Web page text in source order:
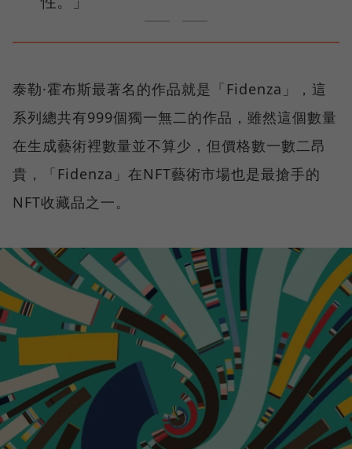
泰勒·霍布斯最著名的作品就是「Fidenza」，這
系列總共有999個獨一無二的作品，雖然這個數量
在生成藝術裡數量並不算少，但價格數一數二昂
貴，「Fidenza」在NFT藝術市場也是最搶手的
NFT收藏品之一。